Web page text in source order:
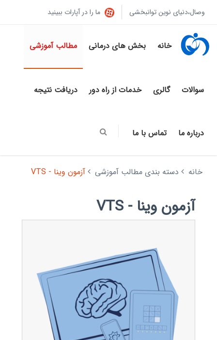
وصال،دنیای نوین توانبخشی ما را در آپارات ببینید
خانه بخش های درمانی مطالب آموزشی
سوالات گالری خدمات از راه دور دریافت نتیجه
درباره ما تماس با ما
خانه دسته بندی مطالب آموزشی آزمون وینا - VTS
آزمون وینا - VTS